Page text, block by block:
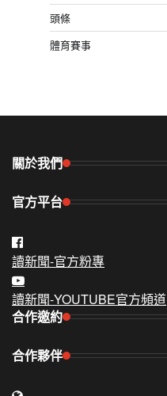
頭條
體育賽事
關於我們
官方平台
讀新聞-官方粉專
讀新聞-YOUTUBE官方頻道
合作邀約
合作夥伴